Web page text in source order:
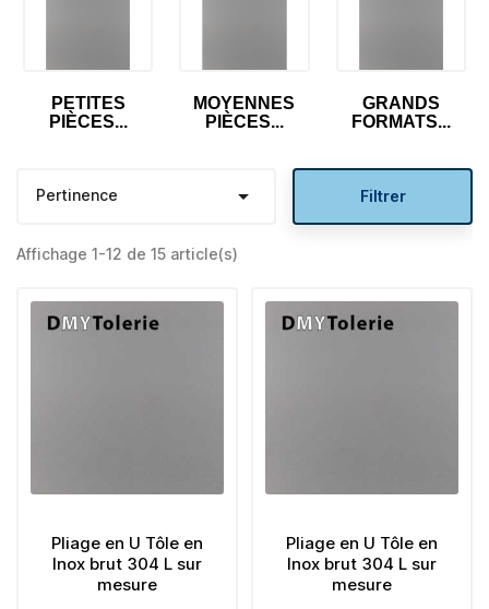
PETITES
PIÈCES...
MOYENNES
PIÈCES...
GRANDS
FORMATS...
Pertinence  Filtrer
Affichage 1-12 de 15 article(s)
Pliage en U Tôle en
Inox brut 304 L sur
mesure
Pliage en U Tôle en
Inox brut 304 L sur
mesure